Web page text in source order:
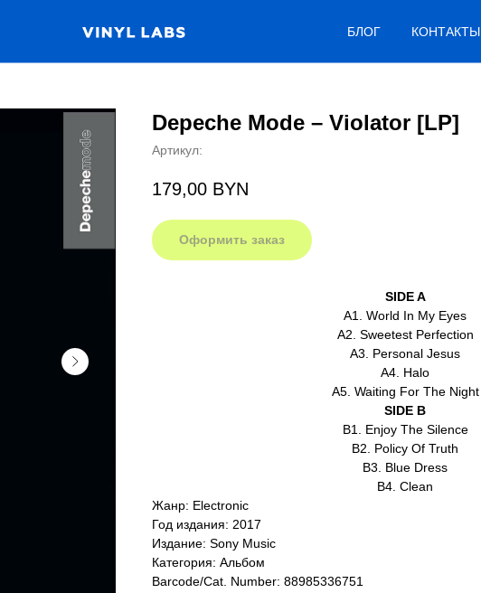
БЛОГ КОНТАКТЫ
Depeche Mode ‎– Violator [LP]
Артикул:
179,00 BYN
Оформить заказ
SIDE A
A1. World In My Eyes
A2. Sweetest Perfection
A3. Personal Jesus
A4. Halo
A5. Waiting For The Night
SIDE B
B1. Enjoy The Silence
B2. Policy Of Truth
B3. Blue Dress
B4. Clean
Жанр: Electronic
Год издания: 2017
Издание: Sony Music
Категория: Альбом
Barcode/Cat. Number: 88985336751